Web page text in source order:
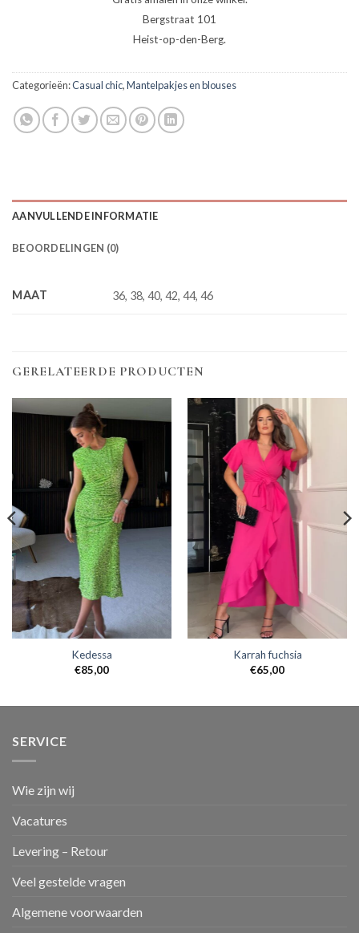
Bergstraat 101
Heist-op-den-Berg.
Categorieën:Casual chic,Mantelpakjes en blouses
AANVULLENDE INFORMATIE
BEOORDELINGEN (0)
MAAT 36, 38, 40, 42, 44, 46
GERELATEERDE PRODUCTEN
Kedessa
€85,00
Karrah fuchsia
€65,00
SERVICE
Wie zijn wij
Vacatures
Levering – Retour
Veel gestelde vragen
Algemene voorwaarden